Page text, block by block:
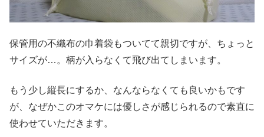
保管用の不織布の巾着袋もついてて親切ですが、ちょっと
サイズが…。柄が入らなくて飛び出てしまいます。
もう少し縦長にするか、なんならなくても良いかもです
が、なぜかこのオマケには優しさが感じられるので素直に
使わせていただきます。